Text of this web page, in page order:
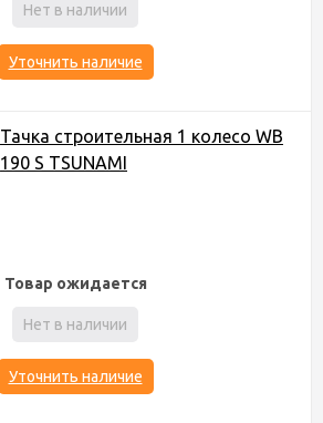
Нет в наличии
Уточнить наличие
Тачка строительная 1 колесо WB
190 S TSUNAMI
Товар ожидается
Нет в наличии
Уточнить наличие